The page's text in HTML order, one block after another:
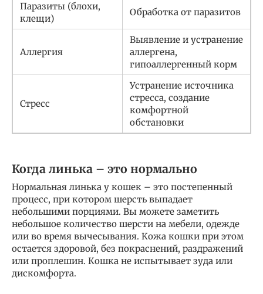
Паразиты (блохи,
клещи)
Обработка от паразитов
Аллергия
Выявление и устранение
аллергена,
гипоаллергенный корм
Стресс
Устранение источника
стресса, создание
комфортной
обстановки
Когда линька – это нормально
Нормальная линька у кошек – это постепенный
процесс, при котором шерсть выпадает
небольшими порциями. Вы можете заметить
небольшое количество шерсти на мебели, одежде
или во время вычесывания. Кожа кошки при этом
остается здоровой, без покраснений, раздражений
или проплешин. Кошка не испытывает зуда или
дискомфорта.